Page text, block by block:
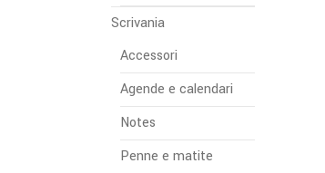
Scrivania
Accessori
Agende e calendari
Notes
Penne e matite